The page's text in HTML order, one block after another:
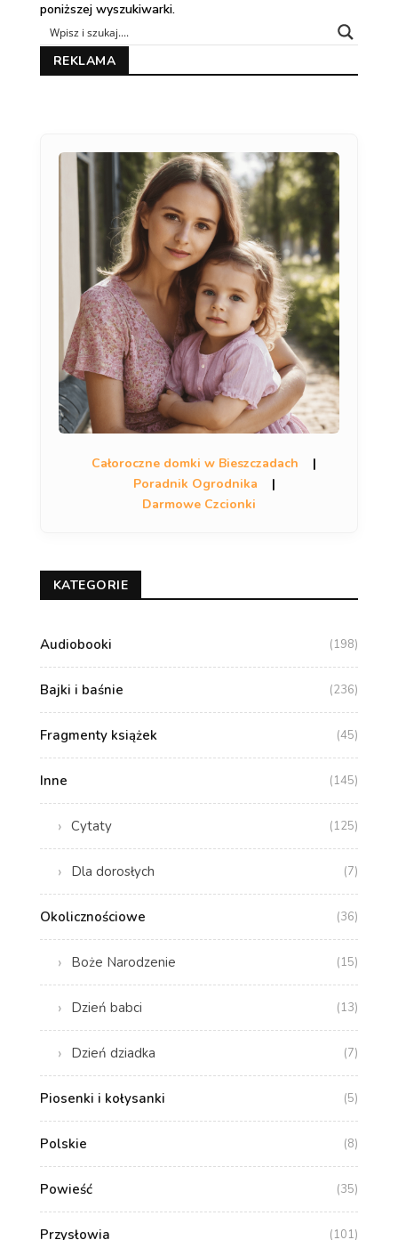
poniższej wyszukiwarki.
REKLAMA
Całoroczne domki w Bieszczadach
|
Poradnik Ogrodnika
|
Darmowe Czcionki
KATEGORIE
Audiobooki (198)
Bajki i baśnie (236)
Fragmenty książek (45)
Inne (145)
Cytaty (125)
Dla dorosłych (7)
Okolicznościowe (36)
Boże Narodzenie (15)
Dzień babci (13)
Dzień dziadka (7)
Piosenki i kołysanki (5)
Polskie (8)
Powieść (35)
Przysłowia (101)